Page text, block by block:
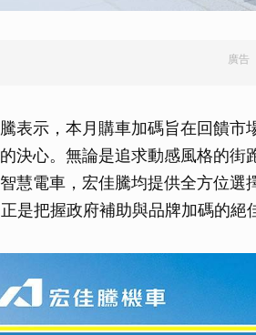
廣告
表示，本月購車加碼旨在回饋
決心。無論是追求動感風格的
慧電車，宏佳騰均提供全方位選
是把握政府補助與品牌加碼的絕